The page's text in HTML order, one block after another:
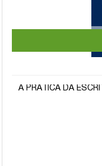
A PRÁTICA DA